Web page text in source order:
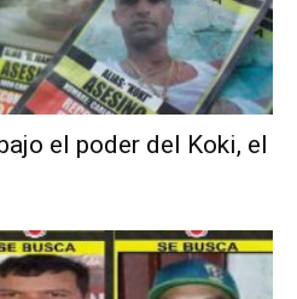
el poder del Koki, el